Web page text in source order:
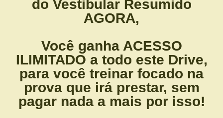
do Vestibular Resumido
AGORA,
Você ganha ACESSO
ILIMITADO a todo este Drive,
para você treinar focado na
prova que irá prestar, sem
pagar nada a mais por isso!